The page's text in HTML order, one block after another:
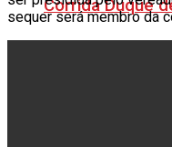
Corrida Duque
sequer será membro da